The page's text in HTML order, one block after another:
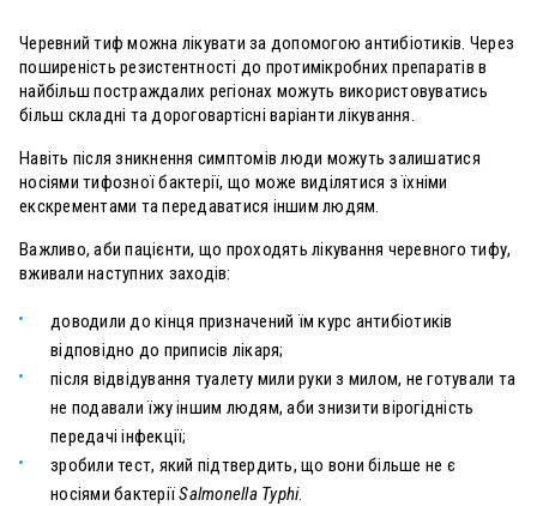
Черевний тиф можна лікувати за допомогою антибіотиків. Через
поширеність резистентності до протимікробних препаратів в
найбільш постраждалих регіонах можуть використовуватись
більш складні та дороговартісні варіанти лікування.
Навіть після зникнення симптомів люди можуть залишатися
носіями тифозної бактерії, що може виділятися з їхніми
екскрементами та передаватися іншим людям.
Важливо, аби пацієнти, що проходять лікування черевного тифу,
вживали наступних заходів:
доводили до кінця призначений їм курс антибіотиків
відповідно до приписів лікаря;
після відвідування туалету мили руки з милом, не готували та
не подавали їжу іншим людям, аби знизити вірогідність
передачі інфекції;
зробили тест, який підтвердить, що вони більше не є
носіями бактеріїSalmonella Typhi.